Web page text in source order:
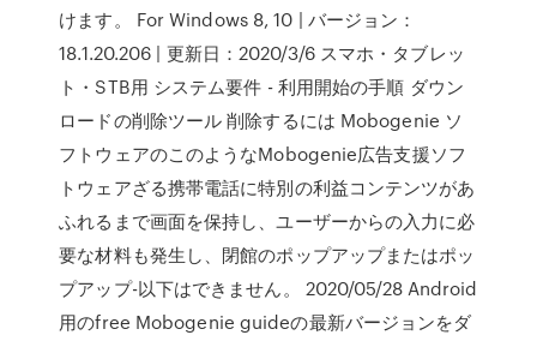
けます。 For Windows 8, 10 | バージョン：
18.1.20.206 | 更新日：2020/3/6 スマホ・タブレッ
ト・STB用 システム要件 - 利用開始の手順 ダウン
ロードの削除ツール 削除するには Mobogenie ソ
フトウェアのこのようなMobogenie広告支援ソフ
トウェアざる携帯電話に特別の利益コンテンツがあ
ふれるまで画面を保持し、ユーザーからの入力に必
要な材料も発生し、閉館のポップアップまたはポッ
プアップ-以下はできません。 2020/05/28 Android
用のfree Mobogenie guideの最新バージョンをダ